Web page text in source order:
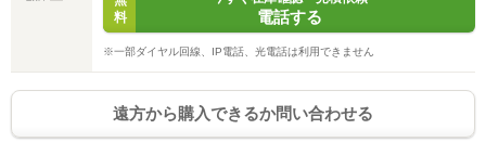
料
電話する
※一部ダイヤル回線、IP電話、光電話は利用できません
遠方から購入できるか問い合わせる